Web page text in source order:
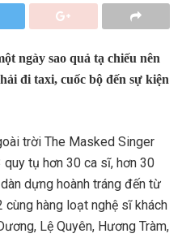
ngày sao quả tạ chiếu nên
đi taxi, cuốc bộ đến sự kiện
trời The Masked Singer
tụ hơn 30 ca sĩ, hơn 30
dựng hoành tráng đến từ
hàng loạt nghệ sĩ khách
Lệ Quyên, Hương Tràm,